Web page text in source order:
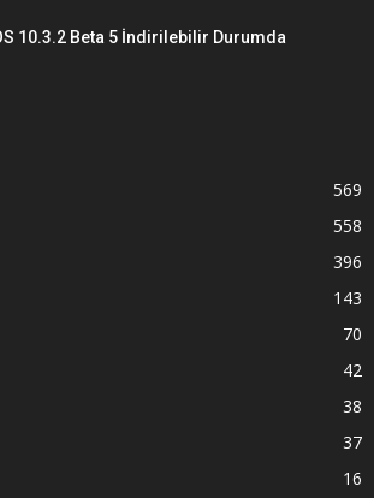
10.3.2 Beta 5 İndirilebilir Durumda
569
558
396
143
70
42
38
37
16